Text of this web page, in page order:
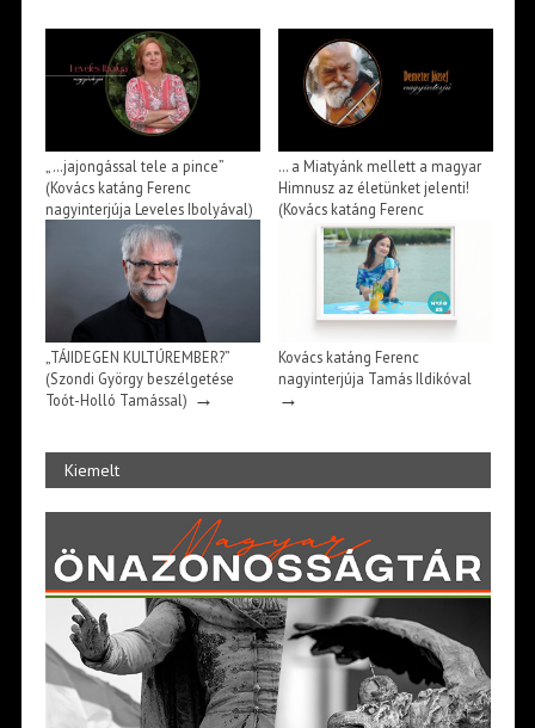
„…jajongással tele a pince”
(Kovács katáng Ferenc
nagyinterjúja Leveles Ibolyával)
→
… a Miatyánk mellett a magyar
Himnusz az életünket jelenti!
(Kovács katáng Ferenc
beszélgetése Demeter Józseffel)
„TÁJIDEGEN KULTÚREMBER?”
(Szondi György beszélgetése
Toót-Holló Tamással) →
Kovács katáng Ferenc
nagyinterjúja Tamás Ildikóval
→
Kiemelt